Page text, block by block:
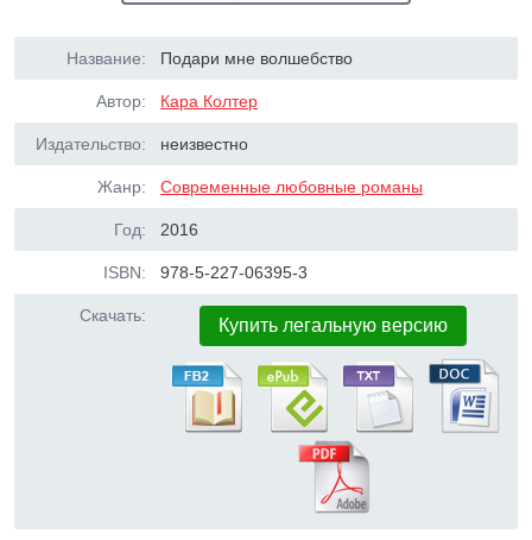
Название: Подари мне волшебство
Автор: Кара Колтер
Издательство: неизвестно
Жанр: Современные любовные романы
Год: 2016
ISBN: 978-5-227-06395-3
Скачать: Купить легальную версию